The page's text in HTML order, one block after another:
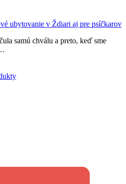
ubytovanie v Ždiari aj pre psíčkarov
samú chválu a preto, keď sme